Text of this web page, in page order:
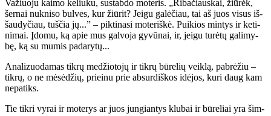
Va­žiuo­ju kai­mo ke­liu­ku, su­stab­do mo­te­ris. „Ri­ba­čiaus­kai, žiū­rėk,
šer­nai nu­kni­so bul­ves, kur žiū­rit? Jei­gu ga­lė­čiau, tai aš juos vi­sus iš­
šau­dy­čiau, tuš­čia jų...” – pik­ti­na­si mo­te­riš­kė. Pui­kios min­tys ir ke­ti­
ni­mai. Įdo­mu, ką apie mus gal­vo­ja gy­vū­nai, ir, jei­gu tu­rė­tų ga­li­my­
bę, ką su mu­mis pa­da­ry­tų...
Ana­li­zuo­da­mas tik­rų me­džio­to­jų ir tik­rų bū­re­lių veik­lą, pa­brė­žiu –
tik­rų, o ne mė­sė­džių, pri­ei­nu prie ab­sur­diš­kos idė­jos, ku­ri daug kam
ne­pa­tiks.
Tie tik­ri vy­rai ir mo­te­rys ar juos jun­gian­tys klu­bai ir bū­re­liai yra šim­